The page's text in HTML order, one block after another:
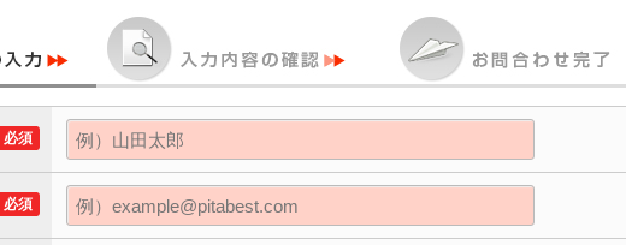
必須
必須